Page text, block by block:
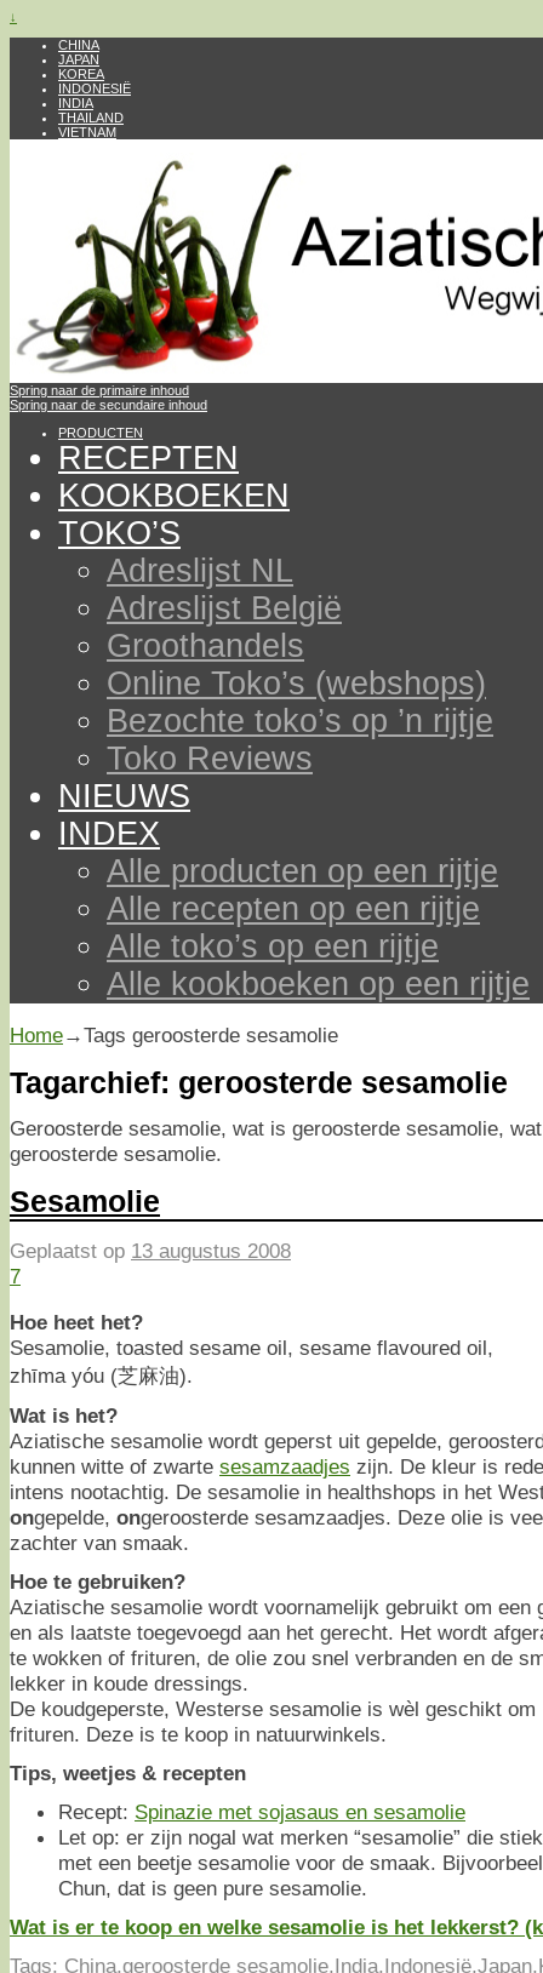
↓
CHINA
JAPAN
KOREA
INDONESIË
INDIA
THAILAND
VIETNAM
Spring naar de primaire inhoud
Spring naar de secundaire inhoud
PRODUCTEN
RECEPTEN
KOOKBOEKEN
TOKO’S
Adreslijst NL
Adreslijst België
Groothandels
Online Toko’s (webshops)
Bezochte toko’s op ’n rijtje
Toko Reviews
NIEUWS
INDEX
Alle producten op een rijtje
Alle recepten op een rijtje
Alle toko’s op een rijtje
Alle kookboeken op een rijtje
Home→Tags geroosterde sesamolie
Tagarchief: geroosterde sesamolie
Geroosterde sesamolie, wat is geroosterde sesamolie,
geroosterde sesamolie.
Sesamolie
Geplaatst op 13 augustus 2008
7
Hoe heet het?
Sesamolie, toasted sesame oil, sesame flavoured oil,
zhīma yóu (芝麻油).
Wat is het?
Aziatische sesamolie wordt geperst uit gepelde,
kunnen witte of zwarte sesamzaadjes zijn. De kleur is
intens nootachtig. De sesamolie in healthshops in het
ongepelde, ongeroosterde sesamzaadjes. Deze olie is
zachter van smaak.
Hoe te gebruiken?
Aziatische sesamolie wordt voornamelijk gebruikt om een
en als laatste toegevoegd aan het gerecht. Het wordt
te wokken of frituren, de olie zou snel verbranden en de
lekker in koude dressings.
De koudgeperste, Westerse sesamolie is wèl geschikt om
frituren. Deze is te koop in natuurwinkels.
Tips, weetjes & recepten
Recept: Spinazie met sojasaus en sesamolie
Let op: er zijn nogal wat merken “sesamolie” die
met een beetje sesamolie voor de smaak.
Chun, dat is geen pure sesamolie.
Wat is er te koop en welke sesamolie is het lekkerst?
Tags: China,geroosterde sesamolie,India,Indonesië,Japan,